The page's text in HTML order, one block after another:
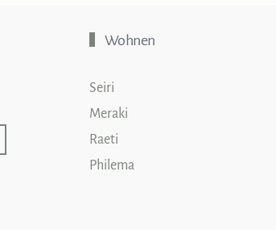
Wohnen
Seiri
Meraki
Raeti
Philema